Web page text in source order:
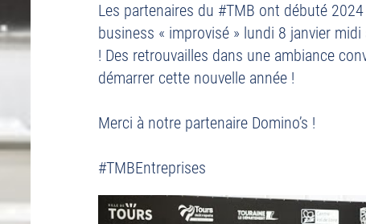
Les partenaires du #TMB ont débuté
business « improvisé » lundi 8 janvier
! Des retrouvailles dans une ambiance
démarrer cette nouvelle année !
Merci à notre partenaire Domino’s !
#TMBEntreprises